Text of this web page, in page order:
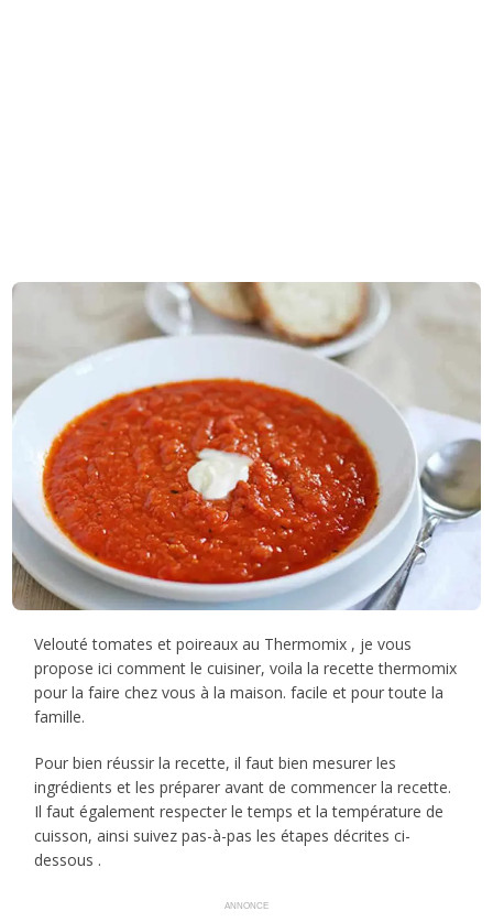
Velouté tomates et poireaux au Thermomix , je vous
propose ici comment le cuisiner, voila la recette thermomix
pour la faire chez vous à la maison. facile et pour toute la
famille.
Pour bien réussir la recette, il faut bien mesurer les
ingrédients et les préparer avant de commencer la recette.
Il faut également respecter le temps et la température de
cuisson, ainsi suivez pas-à-pas les étapes décrites ci-
dessous .
ANNONCE